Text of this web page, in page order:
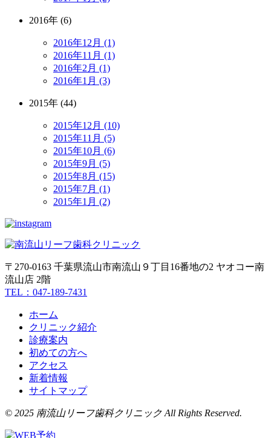
2016年 (6)
2016年12月 (1)
2016年11月 (1)
2016年2月 (1)
2016年1月 (3)
2015年 (44)
2015年12月 (10)
2015年11月 (5)
2015年10月 (6)
2015年9月 (5)
2015年8月 (15)
2015年7月 (1)
2015年1月 (2)
〒270-0163 千葉県流山市南流山９丁目16番地の2 ヤオコー南
流山店 2階
TEL：047-189-7431
ホーム
クリニック紹介
診療案内
初めての方へ
アクセス
新着情報
サイトマップ
© 2025 南流山リーフ歯科クリニック All Rights Reserved.